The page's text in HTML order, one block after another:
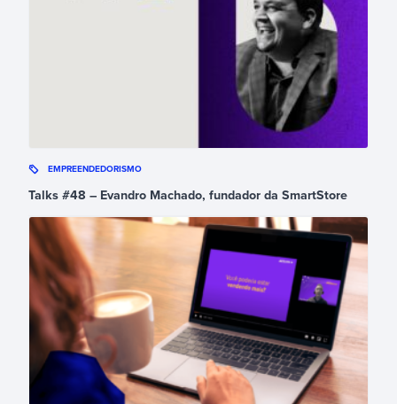
EMPREENDEDORISMO
Talks #48 – Evandro Machado, fundador da SmartStore